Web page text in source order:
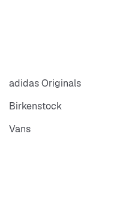
adidas Originals
Birkenstock
Vans